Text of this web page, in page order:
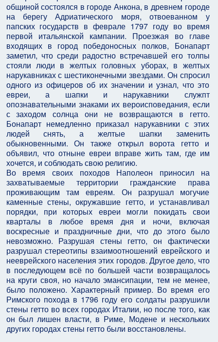
общиной состоялся в городе Анкона, в древнем городе
на берегу Адриатического моря, отвоеванном у
папских государств в феврале 1797 году во время
первой итальянской кампании. Проезжая во главе
входящих в город победоносных полков, Бонапарт
заметил, что среди радостно встречавшей его толпы
стояли люди в желтых головных уборах, в желтых
нарукавниках с шестиконечными звездами. Он спросил
одного из офицеров об их значении и узнал, что это
евреи, а шапки и нарукавники служпт
опознавательными знаками их вероисповедания, если
с заходом солнца они не возвращаются в гетто.
Бонапарт немедленно приказал нарукавники с этих
людей снять, а желтые шапки заменить
обыкновенными. Он также открыл ворота гетто и
объявил, что отныне евреи вправе жить там, где им
хочется, и соблюдать свою религию.
Во время своих походов Наполеон приносил на
захватываемые территории гражданские права
проживающим там евреям. Он разрушал могучие
каменные стены, окружавшие гетто, и устанавливал
порядки, при которых евреи могли покидать свои
кварталы в любое время дня и ночи, включая
воскресные и праздничные дни, что до этого было
невозможно. Разрушая стены гетто, он фактически
разрушал стереотипы взаимоотношений еврейского и
нееврейского населения этих городов. Другое дело, что
в последующем всё по большей части возвращалось
на круги своя, но начало эмансипации, тем не менее,
было положено. Характерный пример. Во время его
Римского похода в 1796 году его солдаты разрушили
стены гетто во всех городах Италии, но после того, как
он был лишен власти, в Риме, Модене и нескольких
других городах стены гетто были восстановлены.